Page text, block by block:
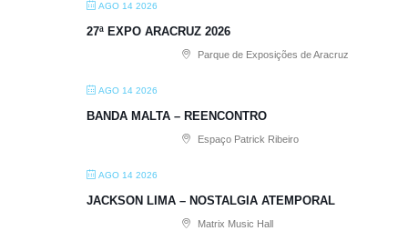
AGO 14 2026
27ª EXPO ARACRUZ 2026
Parque de Exposições de Aracruz
AGO 14 2026
BANDA MALTA – REENCONTRO
Espaço Patrick Ribeiro
AGO 14 2026
JACKSON LIMA – NOSTALGIA ATEMPORAL
Matrix Music Hall